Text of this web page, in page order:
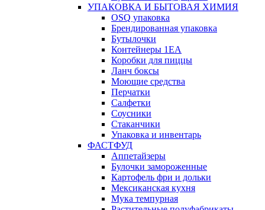
УПАКОВКА И БЫТОВАЯ ХИМИЯ
OSQ упаковка
Брендированная упаковка
Бутылочки
Контейнеры 1ЕА
Коробки для пиццы
Ланч боксы
Моющие средства
Перчатки
Салфетки
Соусники
Стаканчики
Упаковка и инвентарь
ФАСТФУД
Аппетайзеры
Булочки замороженные
Картофель фри и дольки
Мексиканская кухня
Мука темпурная